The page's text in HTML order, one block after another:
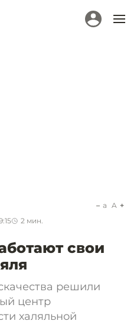
2 мин.
a A
свои
решили
центр
халяльной